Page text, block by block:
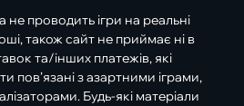
проводить ігри на реальні
також сайт не приймає ні в
та/інших платежів, які
пов’язані з азартними іграми,
Будь-які матеріали